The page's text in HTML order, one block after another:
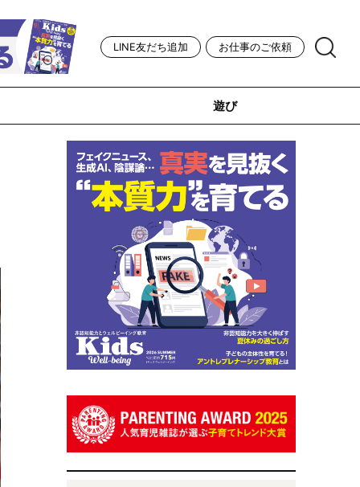
LINE友だち追加 お仕事のご依頼
遊び